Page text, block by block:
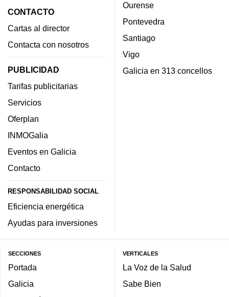
CONTACTO
Cartas al director
Contacta con nosotros
PUBLICIDAD
Tarifas publicitarias
Servicios
Oferplan
INMOGalia
Eventos en Galicia
Contacto
RESPONSABILIDAD SOCIAL
Eficiencia energética
Ayudas para inversiones
Ourense
Pontevedra
Santiago
Vigo
Galicia en 313 concellos
SECCIONES
Portada
Galicia
VERTICALES
La Voz de la Salud
Sabe Bien